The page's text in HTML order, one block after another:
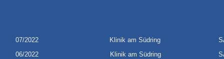
07/2022 Klinik am Südring
06/2022
Klinik am Südring